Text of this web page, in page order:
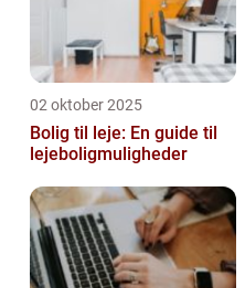
02 oktober 2025
Bolig til leje: En guide til
lejeboligmuligheder